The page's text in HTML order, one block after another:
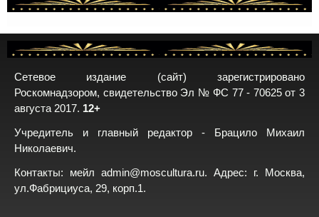
Сетевое издание (сайт) зарегистрировано
Роскомнадзором, свидетельство Эл № ФС 77 - 70625 от 3
августа 2017. 12+
Учредитель и главный редактор - Брацило Михаил
Николаевич.
Контакты: мейл admin@moscultura.ru. Адрес: г. Москва,
ул.Фабрициуса, 29, корп.1.